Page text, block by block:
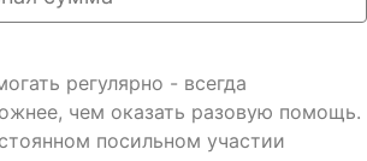
регулярно - всегда
чем оказать разовую помощь.
посильном участии